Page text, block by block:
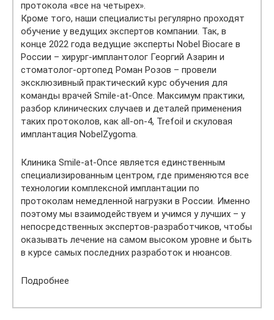
протокола «все на четырех».
Кроме того, наши специалисты регулярно проходят
обучение у ведущих экспертов компании. Так, в
конце 2022 года ведущие эксперты Nobel Biocare в
России – хирург-имплантолог Георгий Азарин и
стоматолог-ортопед Роман Розов – провели
эксклюзивный практический курс обучения для
команды врачей Smile-at-Once. Максимум практики,
разбор клинических случаев и деталей применения
таких протоколов, как all-on-4, Trefoil и скуловая
имплантация NobelZygoma.
Клиника Smile-at-Once является единственным
специализированным центром, где применяются все
технологии комплексной имплантации по
протоколам немедленной нагрузки в России. Именно
поэтому мы взаимодействуем и учимся у лучших – у
непосредственных экспертов-разработчиков, чтобы
оказывать лечение на самом высоком уровне и быть
в курсе самых последних разработок и нюансов.
Подробнее